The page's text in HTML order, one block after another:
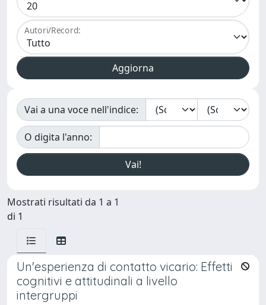
Autori/Record:
Vai a una voce nell'indice:
O digita l'anno:
Mostrati risultati da 1 a 1
di 1
Un'esperienza di contatto vicario: Effetti
cognitivi e attitudinali a livello
intergruppi